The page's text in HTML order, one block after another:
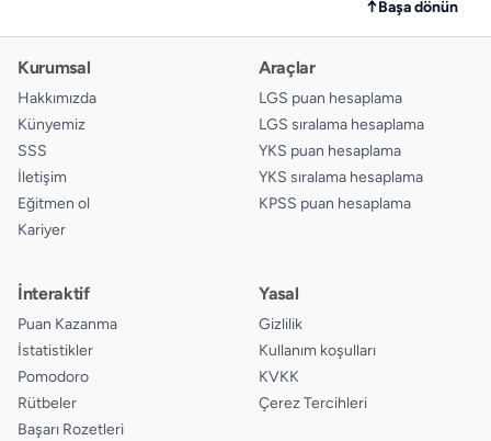
↑Başa dönün
Kurumsal
Hakkımızda
Künyemiz
SSS
İletişim
Eğitmen ol
Kariyer
Araçlar
LGS puan hesaplama
LGS sıralama hesaplama
YKS puan hesaplama
YKS sıralama hesaplama
KPSS puan hesaplama
İnteraktif
Puan Kazanma
İstatistikler
Pomodoro
Rütbeler
Başarı Rozetleri
Yasal
Gizlilik
Kullanım koşulları
KVKK
Çerez Tercihleri